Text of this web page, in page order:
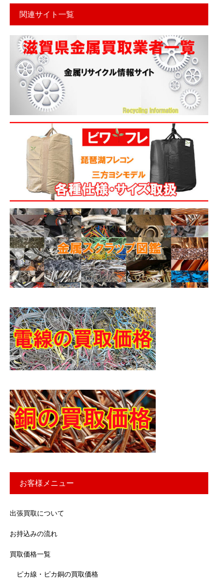
関連サイト一覧
お客様メニュー
出張買取について
お持込みの流れ
買取価格一覧
ピカ線・ピカ銅の買取価格